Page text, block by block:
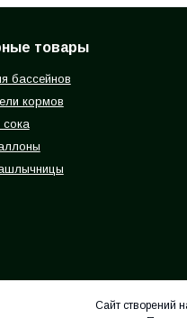
товары
бассейнов
кормов
Сайт створений